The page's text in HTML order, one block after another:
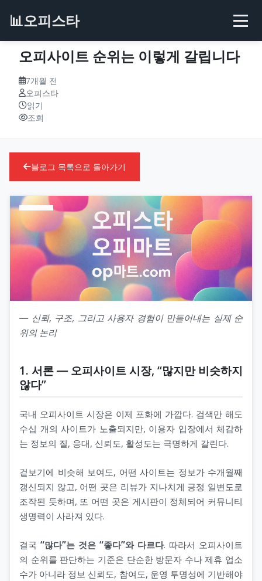
📊오피스타
코스
오피사이트 순위는 이렇게 갈립니다
7개월 전
오피스타
읽기
조회
블로그 목록으로 돌아가기
― 신뢰, 구조, 그리고 사용자 경험이 만들어내는 실제 순
위의 논리
1. 서론 ― 오피사이트 시장, “많지만 비슷하지
않다”
국내 오피사이트 시장은 이제 포화에 가깝다. 검색만 해도
수십 개의 사이트가 노출되지만, 이용자 입장에서 체감하
는 정보의 질, 응대, 신뢰도, 활성도는 극명하게 갈린다.
겉보기에 비슷해 보여도, 어떤 사이트는 정보가 수개월째
갱신되지 않고, 어떤 곳은 리뷰가 지나치게 긍정 일변도로
조작된 듯하며, 또 어떤 곳은 게시판이 정체되어 커뮤니티
생명력이 사라져 있다.
결국 “많다”는 것은 “좋다”와 다르다. 따라서 오피사이트
의 순위를 판단하는 기준은 단순한 방문자 수나 제휴 업소
수가 아니라 정보 신뢰도, 참여도, 운영 투명성에 기반해야